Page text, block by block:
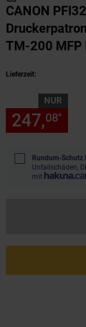
CANON
TM-200 MFP
305, TM-305
Lieferzeit:
NUR
247,08*
Rundum-Schutz
Unfallschäden,
mit